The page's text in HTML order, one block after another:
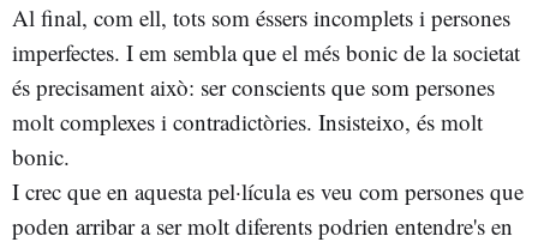
Al final, com ell, tots som éssers incomplets i persones
imperfectes. I em sembla que el més bonic de la societat
és precisament això: ser conscients que som persones
molt complexes i contradictòries. Insisteixo, és molt
bonic.
I crec que en aquesta pel·lícula es veu com persones que
poden arribar a ser molt diferents podrien entendre's en